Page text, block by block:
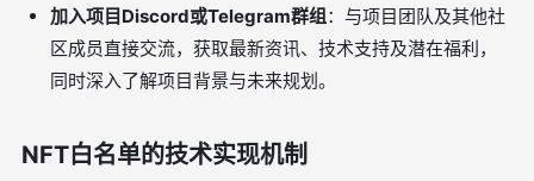
加入项目Discord或Telegram群组：与项目团队及其他社
区成员直接交流，获取最新资讯、技术支持及潜在福利，
同时深入了解项目背景与未来规划。
NFT白名单的技术实现机制